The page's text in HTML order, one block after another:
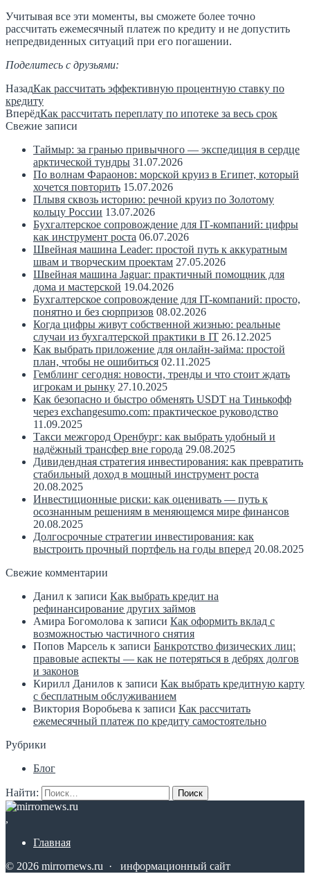
Учитывая все эти моменты, вы сможете более точно
рассчитать ежемесячный платеж по кредиту и не допустить
непредвиденных ситуаций при его погашении.
Поделитесь с друзьями:
НазадКак рассчитать эффективную процентную ставку по
кредиту
ВперёдКак рассчитать переплату по ипотеке за весь срок
Свежие записи
Таймыр: за гранью привычного — экспедиция в сердце
арктической тундры 31.07.2026
По волнам Фараонов: морской круиз в Египет, который
хочется повторить 15.07.2026
Плывя сквозь историю: речной круиз по Золотому
кольцу России 13.07.2026
Бухгалтерское сопровождение для IT‑компаний: цифры
как инструмент роста 06.07.2026
Швейная машина Leader: простой путь к аккуратным
швам и творческим проектам 27.05.2026
Швейная машина Jaguar: практичный помощник для
дома и мастерской 19.04.2026
Бухгалтерское сопровождение для IT-компаний: просто,
понятно и без сюрпризов 08.02.2026
Когда цифры живут собственной жизнью: реальные
случаи из бухгалтерской практики в IT 26.12.2025
Как выбрать приложение для онлайн-займа: простой
план, чтобы не ошибиться 02.11.2025
Гемблинг сегодня: новости, тренды и что стоит ждать
игрокам и рынку 27.10.2025
Как безопасно и быстро обменять USDT на Тинькофф
через exchangesumo.com: практическое руководство
11.09.2025
Такси межгород Оренбург: как выбрать удобный и
надёжный трансфер вне города 29.08.2025
Дивидендная стратегия инвестирования: как превратить
стабильный доход в мощный инструмент роста
20.08.2025
Инвестиционные риски: как оценивать — путь к
осознанным решениям в меняющемся мире финансов
20.08.2025
Долгосрочные стратегии инвестирования: как
выстроить прочный портфель на годы вперед 20.08.2025
Свежие комментарии
Данил к записи Как выбрать кредит на
рефинансирование других займов
Амира Богомолова к записи Как оформить вклад с
возможностью частичного снятия
Попов Марсель к записи Банкротство физических лиц:
правовые аспекты — как не потеряться в дебрях долгов
и законов
Кирилл Данилов к записи Как выбрать кредитную карту
с бесплатным обслуживанием
Виктория Воробьева к записи Как рассчитать
ежемесячный платеж по кредиту самостоятельно
Рубрики
Блог
Найти:
,
Главная
© 2026 mirrornews.ru · информационный сайт